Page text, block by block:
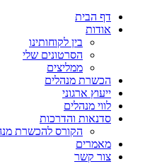
דף הבית
אודות
בין לקוחותינו
הסרטונים שלי
ממליצים
הכשרת מנהלים
ייעוץ ארגוני
לווי מנהלים
סדנאות והדרכות
הקורס להכשרת
מאמרים
צור קשר